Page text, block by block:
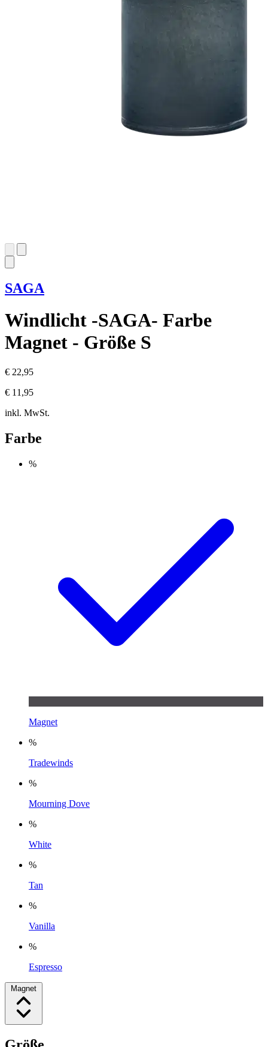
SAGA
Windlicht -SAGA- Farbe
Magnet - Größe S
€ 22,95
€ 11,95
inkl. MwSt.
Farbe
%
Magnet
%
Tradewinds
%
Mourning Dove
%
White
%
Tan
%
Vanilla
%
Espresso
Magnet